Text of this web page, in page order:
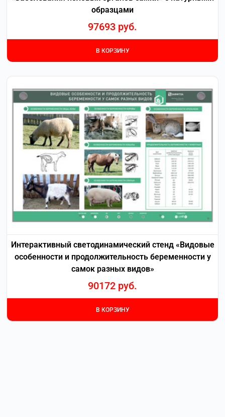
образцами
97693 руб.
В КОРЗИНУ
Интерактивный светодинамический стенд «Видовые
особенности и продолжительность беременности у
самок разных видов»
90172 руб.
В КОРЗИНУ